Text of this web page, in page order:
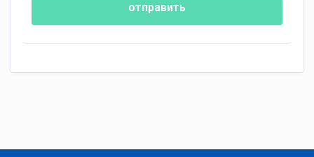
отправить